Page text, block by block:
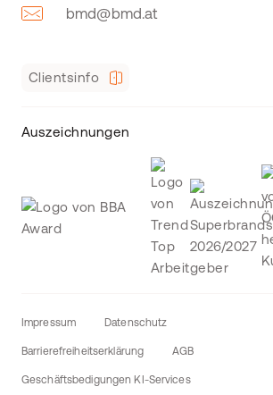
bmd@bmd.at
Clientsinfo
Auszeichnungen
Impressum Datenschutz
Barrierefreiheitserklärung AGB
Geschäftsbedigungen KI-Services